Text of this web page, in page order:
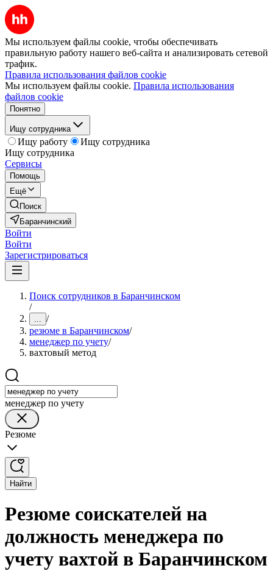
Мы используем файлы cookie, чтобы обеспечивать
правильную работу нашего веб-сайта и анализировать сетевой
трафик.
Правила использования файлов cookie
Мы используем файлы cookie. Правила использования
файлов cookie
Понятно
Ищу сотрудника
Ищу работу
Ищу сотрудника
Ищу сотрудника
Сервисы
Помощь
Ещё
Поиск
Баранчинский
Войти
Войти
Зарегистрироваться
Поиск сотрудников в Баранчинском
/
... /
резюме в Баранчинском/
менеджер по учету/
вахтовый метод
менеджер по учету
Резюме
Найти
Резюме соискателей на
должность менеджера по
учету вахтой в Баранчинском